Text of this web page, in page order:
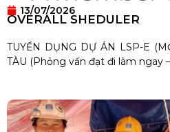
13/07/2026
OVERALL SHEDULER
TUYỂN DỤNG DỰ ÁN LSP-E
TÀU (Phỏng vấn đạt đi làm ngay